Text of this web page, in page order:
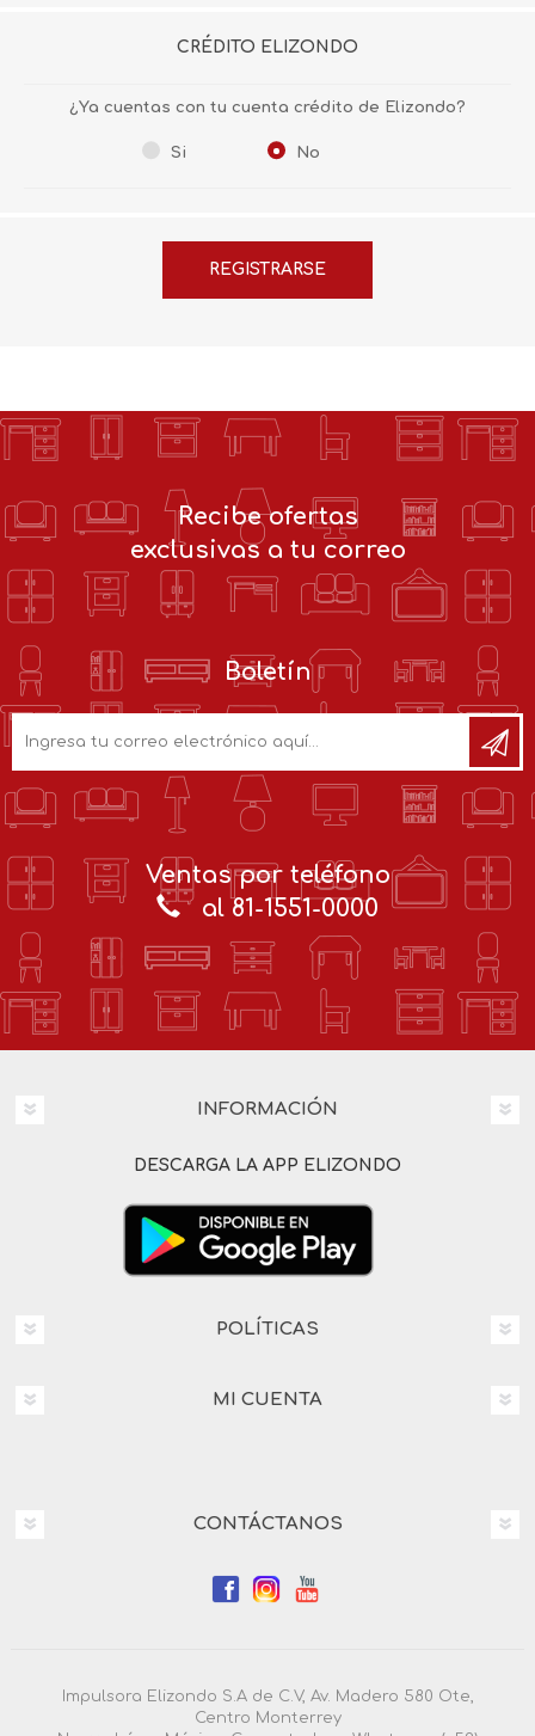
CRÉDITO ELIZONDO
¿Ya cuentas con tu cuenta crédito de Elizondo?
Si No
Recibe ofertas
exclusivas a tu correo
Boletín
Ventas por teléfono
al 81-1551-0000
INFORMACIÓN
DESCARGA LA APP ELIZONDO
POLÍTICAS
MI CUENTA
CONTÁCTANOS
Impulsora Elizondo S.A de C.V, Av. Madero 580 Ote,
Centro Monterrey